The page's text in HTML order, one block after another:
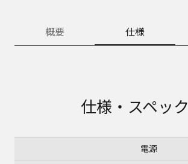
概要 仕様
仕様・スペック
電源